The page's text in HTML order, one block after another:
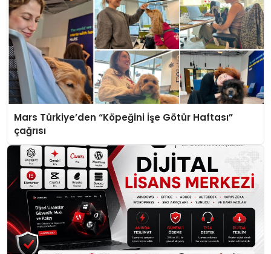
Mars Türkiye’den “Köpeğini İşe Götür Haftası”
çağrısı